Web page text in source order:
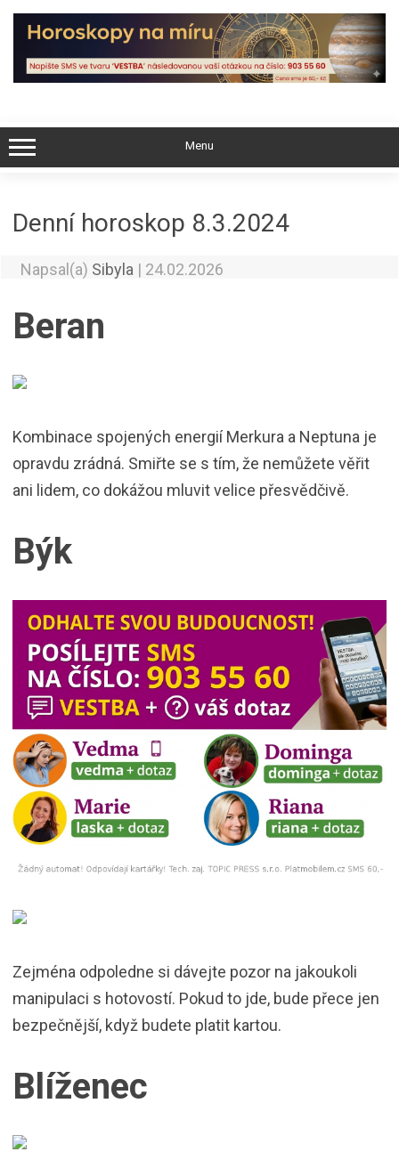
Skip
content
Menu
Denní horoskop 8.3.2024
Napsal(a) Sibyla | 24.02.2026
Beran
Kombinace spojených energií Merkura a Neptuna je
opravdu zrádná. Smiřte se s tím, že nemůžete věřit
ani lidem, co dokážou mluvit velice přesvědčivě.
Býk
Zejména odpoledne si dávejte pozor na jakoukoli
manipulaci s hotovostí. Pokud to jde, bude přece jen
bezpečnější, když budete platit kartou.
Blíženec